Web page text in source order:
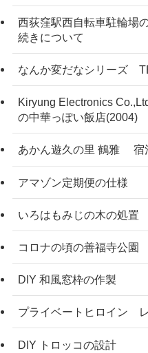
西荻窪駅西自転車駐輪場
続きについて
なんか変だなシリーズ
Kiryung Electronics
の中華っぽい飯店(2004)
あかん遊久の里 鶴雅 宿
アマゾン定期便の仕様
いろはもみじの木の処置
コロナの頃の善福寺公園
DIY 和風窓枠の作製
プライベートヒロイン
DIY トロッコの設計